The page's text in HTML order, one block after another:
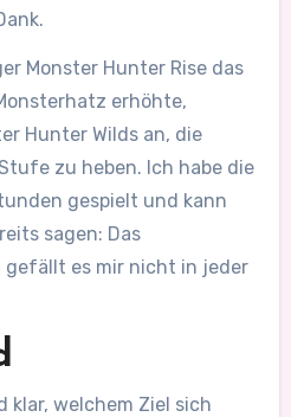
Monster Hunter Rise das
erhöhte,
Hunter Wilds an, die
zu heben. Ich habe die
gespielt und kann
sagen: Das
es mir nicht in jeder
klar, welchem Ziel sich